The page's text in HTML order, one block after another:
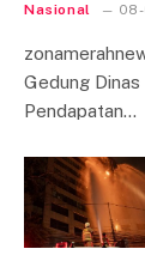
Nasional 08-
Gedung
Pendapatan…